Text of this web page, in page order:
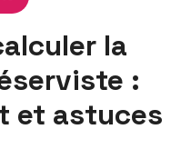
la
:
et astuces